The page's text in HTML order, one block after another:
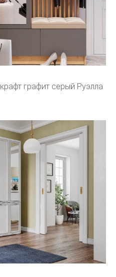
графит серый Руэлла